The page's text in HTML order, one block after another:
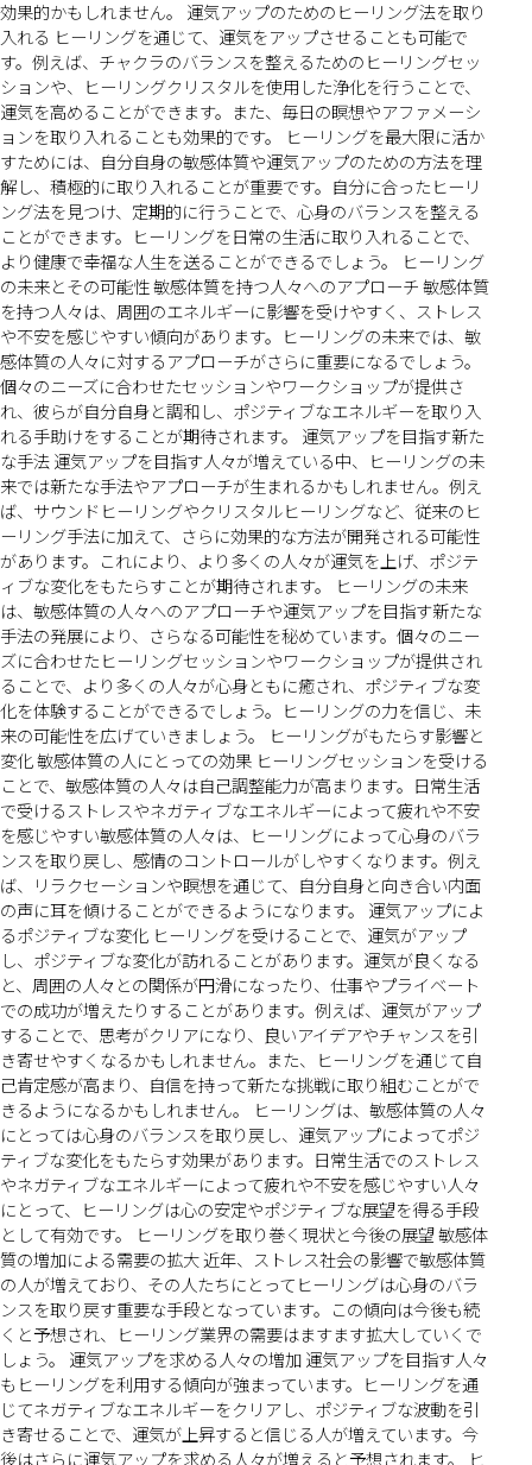
効果的かもしれません。 運気アップのためのヒーリング法を取り
入れる ヒーリングを通じて、運気をアップさせることも可能で
す。例えば、チャクラのバランスを整えるためのヒーリングセッ
ションや、ヒーリングクリスタルを使用した浄化を行うことで、
運気を高めることができます。また、毎日の瞑想やアファメーシ
ョンを取り入れることも効果的です。 ヒーリングを最大限に活か
すためには、自分自身の敏感体質や運気アップのための方法を理
解し、積極的に取り入れることが重要です。自分に合ったヒーリ
ング法を見つけ、定期的に行うことで、心身のバランスを整える
ことができます。ヒーリングを日常の生活に取り入れることで、
より健康で幸福な人生を送ることができるでしょう。 ヒーリング
の未来とその可能性 敏感体質を持つ人々へのアプローチ 敏感体質
を持つ人々は、周囲のエネルギーに影響を受けやすく、ストレス
や不安を感じやすい傾向があります。ヒーリングの未来では、敏
感体質の人々に対するアプローチがさらに重要になるでしょう。
個々のニーズに合わせたセッションやワークショップが提供さ
れ、彼らが自分自身と調和し、ポジティブなエネルギーを取り入
れる手助けをすることが期待されます。 運気アップを目指す新た
な手法 運気アップを目指す人々が増えている中、ヒーリングの未
来では新たな手法やアプローチが生まれるかもしれません。例え
ば、サウンドヒーリングやクリスタルヒーリングなど、従来のヒ
ーリング手法に加えて、さらに効果的な方法が開発される可能性
があります。これにより、より多くの人々が運気を上げ、ポジテ
ィブな変化をもたらすことが期待されます。 ヒーリングの未来
は、敏感体質の人々へのアプローチや運気アップを目指す新たな
手法の発展により、さらなる可能性を秘めています。個々のニー
ズに合わせたヒーリングセッションやワークショップが提供され
ることで、より多くの人々が心身ともに癒され、ポジティブな変
化を体験することができるでしょう。ヒーリングの力を信じ、未
来の可能性を広げていきましょう。 ヒーリングがもたらす影響と
変化 敏感体質の人にとっての効果 ヒーリングセッションを受ける
ことで、敏感体質の人々は自己調整能力が高まります。日常生活
で受けるストレスやネガティブなエネルギーによって疲れや不安
を感じやすい敏感体質の人々は、ヒーリングによって心身のバラ
ンスを取り戻し、感情のコントロールがしやすくなります。例え
ば、リラクセーションや瞑想を通じて、自分自身と向き合い内面
の声に耳を傾けることができるようになります。 運気アップによ
るポジティブな変化 ヒーリングを受けることで、運気がアップ
し、ポジティブな変化が訪れることがあります。運気が良くなる
と、周囲の人々との関係が円滑になったり、仕事やプライベート
での成功が増えたりすることがあります。例えば、運気がアップ
することで、思考がクリアになり、良いアイデアやチャンスを引
き寄せやすくなるかもしれません。また、ヒーリングを通じて自
己肯定感が高まり、自信を持って新たな挑戦に取り組むことがで
きるようになるかもしれません。 ヒーリングは、敏感体質の人々
にとっては心身のバランスを取り戻し、運気アップによってポジ
ティブな変化をもたらす効果があります。日常生活でのストレス
やネガティブなエネルギーによって疲れや不安を感じやすい人々
にとって、ヒーリングは心の安定やポジティブな展望を得る手段
として有効です。 ヒーリングを取り巻く現状と今後の展望 敏感体
質の増加による需要の拡大 近年、ストレス社会の影響で敏感体質
の人が増えており、その人たちにとってヒーリングは心身のバラ
ンスを取り戻す重要な手段となっています。この傾向は今後も続
くと予想され、ヒーリング業界の需要はますます拡大していくで
しょう。 運気アップを求める人々の増加 運気アップを目指す人々
もヒーリングを利用する傾向が強まっています。ヒーリングを通
じてネガティブなエネルギーをクリアし、ポジティブな波動を引
き寄せることで、運気が上昇すると信じる人が増えています。今
後はさらに運気アップを求める人々が増えると予想されます。 ヒ